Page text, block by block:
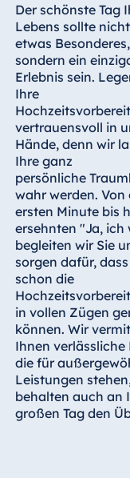
Der schönste Tag
Lebens sollte
etwas Besonderes,
sondern ein
Erlebnis sein.
Ihre
vertrauensvoll in
Hände, denn wir
Ihre ganz
persönliche
wahr werden. Von
ersten Minute bis
ersehnten "Ja, ich
begleiten wir Sie
sorgen dafür, dass
schon die
in vollen Zügen
können. Wir
Ihnen verlässliche
die für
Leistungen
behalten auch an
großen Tag den